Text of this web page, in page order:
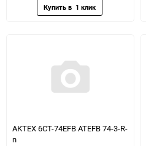
АКТЕХ 6СТ-74EFB ATEFB 74-3-R-
n